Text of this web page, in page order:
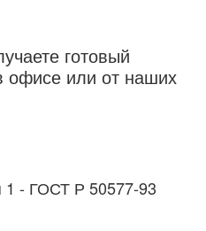
готовый
офисе или от наших
1 - ГОСТ Р 50577-93